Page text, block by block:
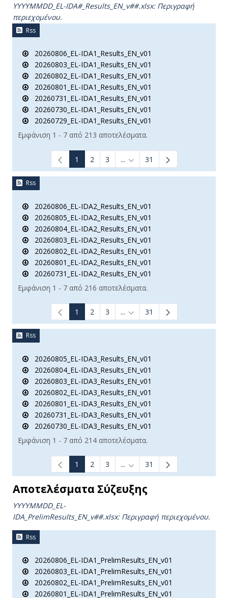
YYYYMMDD_EL-IDA#_Results_ΕΝ_v##.xlsx: Περιγραφή
περιεχομένου.
Rss
20260806_EL-IDA1_Results_EN_v01
20260803_EL-IDA1_Results_EN_v01
20260802_EL-IDA1_Results_EN_v01
20260801_EL-IDA1_Results_EN_v01
20260731_EL-IDA1_Results_EN_v01
20260730_EL-IDA1_Results_EN_v01
20260729_EL-IDA1_Results_EN_v01
Εμφάνιση 1 - 7 από 213 αποτελέσματα.
1 2 3 ... Ενδιάμεσες σελίδες Use
31
Rss
20260806_EL-IDA2_Results_EN_v01
20260805_EL-IDA2_Results_EN_v01
20260804_EL-IDA2_Results_EN_v01
20260803_EL-IDA2_Results_EN_v01
20260802_EL-IDA2_Results_EN_v01
20260801_EL-IDA2_Results_EN_v01
20260731_EL-IDA2_Results_EN_v01
Εμφάνιση 1 - 7 από 216 αποτελέσματα.
1 2 3 ... Ενδιάμεσες σελίδες Use
31
Rss
20260805_EL-IDA3_Results_EN_v01
20260804_EL-IDA3_Results_EN_v01
20260803_EL-IDA3_Results_EN_v01
20260802_EL-IDA3_Results_EN_v01
20260801_EL-IDA3_Results_EN_v01
20260731_EL-IDA3_Results_EN_v01
20260730_EL-IDA3_Results_EN_v01
Εμφάνιση 1 - 7 από 214 αποτελέσματα.
1 2 3 ... Ενδιάμεσες σελίδες Use
31
Αποτελέσματα Σύζευξης
YYYYMMDD_EL-
IDA_PrelimResults_ΕΝ_v##.xlsx:Περιγραφή περιεχομένου.
Rss
20260806_EL-IDA1_PrelimResults_EN_v01
20260803_EL-IDA1_PrelimResults_EN_v01
20260802_EL-IDA1_PrelimResults_EN_v01
20260801_EL-IDA1_PrelimResults_EN_v01